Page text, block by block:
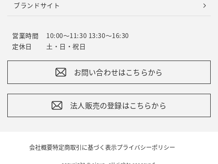
ブランドサイト
営業時間
10:00～11:30 13:30～16:30
定休日
土・日・祝日
お問い合わせはこちらから
法人販売の登録はこちらから
会社概要特定商取引に基づく表示プライバシーポリシー